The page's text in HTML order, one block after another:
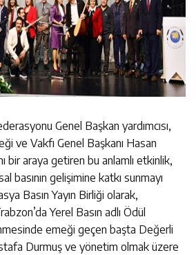
Genel Başkan yardımcısı,
ve Vakfı Genel Başkanı Hasan
bir araya getiren bu anlamlı etkinlik,
basının gelişimine katkı sunmayı
Basın Yayın Birliği olarak,
Yerel Basın adlı Ödül
emeği geçen başta Değerli
Durmuş ve yönetim olmak üzere